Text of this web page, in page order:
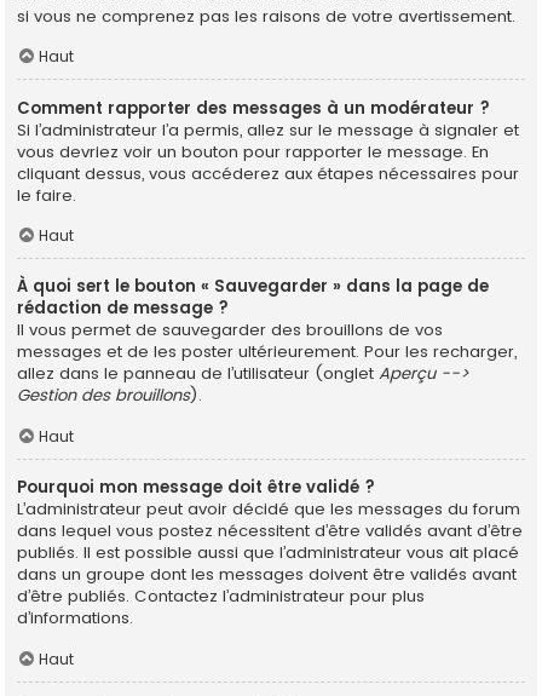
si vous ne comprenez pas les raisons de votre avertissement.
Haut
Comment rapporter des messages à un modérateur ?
Si l’administrateur l’a permis, allez sur le message à signaler et
vous devriez voir un bouton pour rapporter le message. En
cliquant dessus, vous accéderez aux étapes nécessaires pour
le faire.
Haut
À quoi sert le bouton « Sauvegarder » dans la page de
rédaction de message ?
Il vous permet de sauvegarder des brouillons de vos
messages et de les poster ultérieurement. Pour les recharger,
allez dans le panneau de l’utilisateur (onglet Aperçu -->
Gestion des brouillons).
Haut
Pourquoi mon message doit être validé ?
L’administrateur peut avoir décidé que les messages du forum
dans lequel vous postez nécessitent d’être validés avant d’être
publiés. Il est possible aussi que l’administrateur vous ait placé
dans un groupe dont les messages doivent être validés avant
d’être publiés. Contactez l’administrateur pour plus
d’informations.
Haut